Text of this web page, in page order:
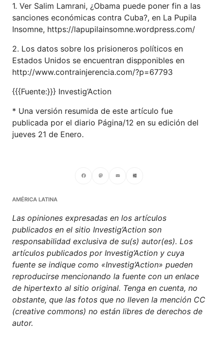
1. Ver Salim Lamrani, ¿Obama puede poner fin a las
sanciones económicas contra Cuba?, en La Pupila
Insomne, https://lapupilainsomne.wordpress.com/
2. Los datos sobre los prisioneros políticos en
Estados Unidos se encuentran dispponibles en
http://www.contrainjerencia.com/?p=67793
{{{Fuente:}}} Investig’Action
* Una versión resumida de este artículo fue
publicada por el diario Página/12 en su edición del
jueves 21 de Enero.
AMÉRICA LATINA
Las opiniones expresadas en los artículos
publicados en el sitio Investig’Action son
responsabilidad exclusiva de su(s) autor(es). Los
artículos publicados por Investig’Action y cuya
fuente se indique como «Investig’Action» pueden
reproducirse mencionando la fuente con un enlace
de hipertexto al sitio original. Tenga en cuenta, no
obstante, que las fotos que no lleven la mención CC
(creative commons) no están libres de derechos de
autor.